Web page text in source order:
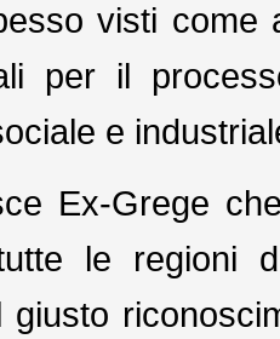
visti come
per il
e
Ex-Grege
le regioni
giusto